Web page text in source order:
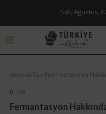
Salı, Ağustos
Anasayfa » Fermantasyon
BLOG
Fermantasyon